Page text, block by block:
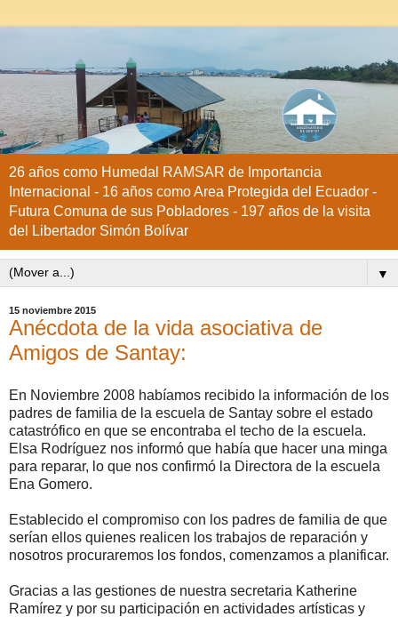
26 años como Humedal RAMSAR de Importancia
Internacional - 16 años como Area Protegida del Ecuador -
Futura Comuna de sus Pobladores - 197 años de la visita
del Libertador Simón Bolívar
▼
15 noviembre 2015
Anécdota de la vida asociativa de
Amigos de Santay:
En Noviembre 2008 habíamos recibido la información de los
padres de familia de la escuela de Santay sobre el estado
catastrófico en que se encontraba el techo de la escuela.
Elsa Rodríguez nos informó que había que hacer una minga
para reparar, lo que nos confirmó la Directora de la escuela
Ena Gomero​.
Establecido el compromiso con los padres de familia de que
serían ellos quienes realicen los trabajos de reparación y
nosotros procuraremos los fondos, comenzamos a planificar.
Gracias a las gestiones de nuestra secretaria Katherine
Ramírez​ y por su participación en actividades artísticas y